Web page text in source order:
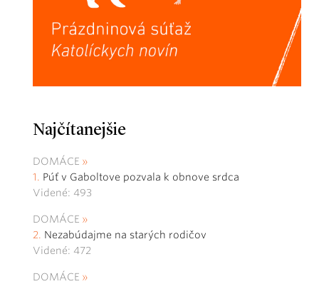
Najčítanejšie
DOMÁCE
Púť v Gaboltove pozvala k obnove srdca
Videné: 493
DOMÁCE
Nezabúdajme na starých rodičov
Videné: 472
DOMÁCE